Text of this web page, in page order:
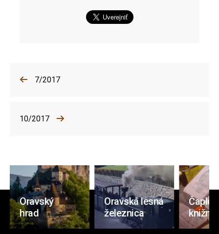
7/2017
10/2017
Oravský
hrad
Oravská lesná
železnica